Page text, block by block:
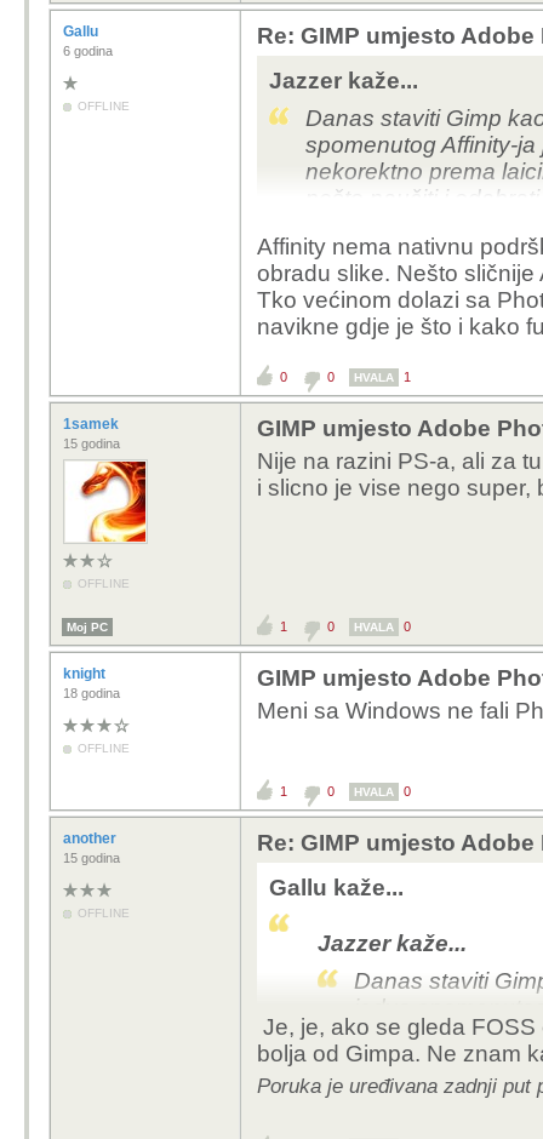
Gallu
6 godina
OFFLINE
Re: GIMP umjesto
Jazzer kaže...
Danas staviti Gimp
spomenutog Affinity-
nekorektno prema
nešto naučiti i
Današnji Affinity
alat koji dok nije ušao
kao tri odvojena
Adobe triju, a GIMP je
entuzijaste,
Affinity nema nativnu
obradu slike. Nešto sličnije
Tko većinom dolazi sa
navikne gdje je što i kako
0 0 HVALA 1
1samek
15 godina
OFFLINE
GIMP umjesto Adobe
Nije na razini PS-a, ali za
i slicno je vise nego
Moj PC 1 0 HVALA 0
knight
18 godina
OFFLINE
GIMP umjesto Adobe
Meni sa Windows ne fali
1 0 HVALA 0
another
15 godina
OFFLINE
Re: GIMP umjesto
Gallu kaže...
Jazzer kaže...
Danas staviti
jedva
obmanjujuće i
članaka pokušati
Stvarno nije u
Je, je, ako se gleda
bolja od Gimpa. Ne znam
Poruka je uređivana zadnji put